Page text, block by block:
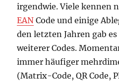
irgendwie. Viele kennen
EAN Code und einige
den letzten Jahren gab
weiterer Codes.
immer häufiger
(Matrix-Code, QR Code,